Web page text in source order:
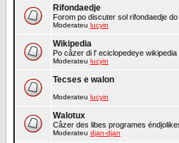
Rifondaedje
Forom po discuter sol rifondaedje do
Moderateu lucyin
Wikipedia
Po cåzer di l' eciclopedeye wikipedia
Moderateu lucyin
Tecses e walon
Moderateu lucyin
Walotux
Cåzer des libes programes
Moderateu djan-djan